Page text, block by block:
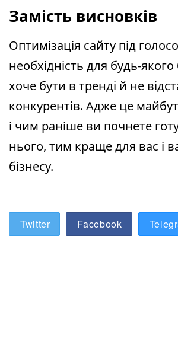
Замість висновків
Оптимізація сайту під
необхідність для будь-якого
хоче бути в тренді й не
конкурентів. Адже це
і чим раніше ви почнете
нього, тим краще для вас і
бізнесу.
Twitter Facebook